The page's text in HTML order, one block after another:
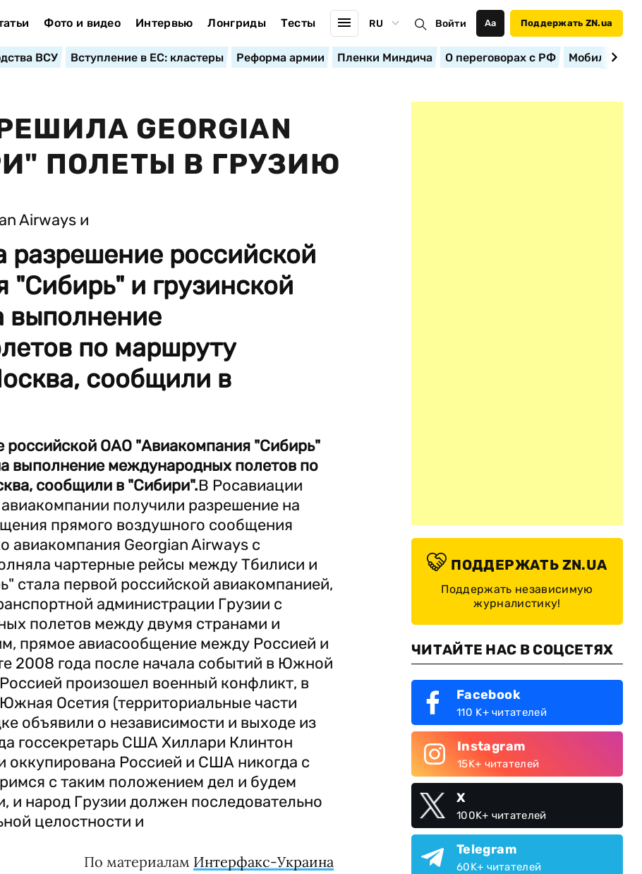
Фото и видео Интервью Лонгриды Тесты RU Войти Аа Поддержать ZN.ua
ВСУ Вступление в ЕС: кластеры Реформа армии Пленки Миндича О переговорах с РФ
GEORGIAN
ПОЛЕТЫ В ГРУЗИЮ
разрешение российской
и грузинской
выполнение
по маршруту
сообщили в
российской ОАО "Авиакомпания "Сибирь"
выполнение международных полетов по
сообщили в "Сибири".В Росавиации
получили разрешение на
прямого воздушного сообщения
авиакомпания Georgian Airways с
чартерные рейсы между Тбилиси и
стала первой российской авиакомпанией,
администрации Грузии с
полетов между двумя странами и
прямое авиасообщение между Россией и
2008 года после начала событий в Южной
произошел военный конфликт, в
Осетия (территориальные части
объявили о независимости и выходе из
госсекретарь США Хиллари Клинтон
оккупирована Россией и США никогда с
с таким положением дел и будем
и народ Грузии должен последовательно
целостности и
По материалам Интерфакс-Украина
ПОДДЕРЖАТЬ ZN.UA
Поддержать независимую
журналистику!
ЧИТАЙТЕ НАС В СОЦСЕТЯХ
Facebook
110 K+ читателей
Instagram
15K+ читателей
X
100K+ читателей
Telegram
60K+ читателей